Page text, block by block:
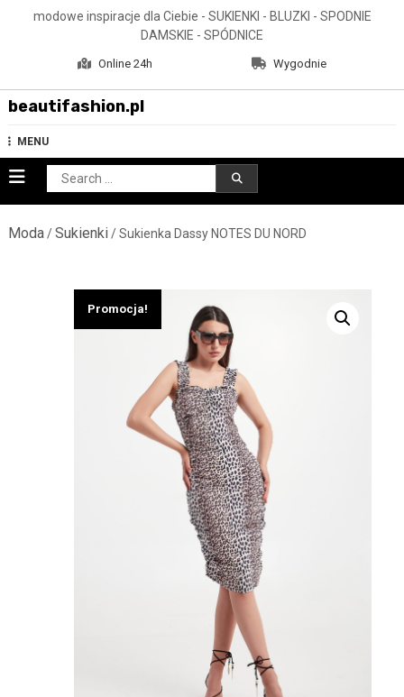
modowe inspiracje dla Ciebie - SUKIENKI - BLUZKI - SPODNIE
DAMSKIE - SPÓDNICE
Online 24h Wygodnie
beautifashion.pl
MENU
Search
for:
Moda/Sukienki/ Sukienka Dassy NOTES DU NORD
Promocja!